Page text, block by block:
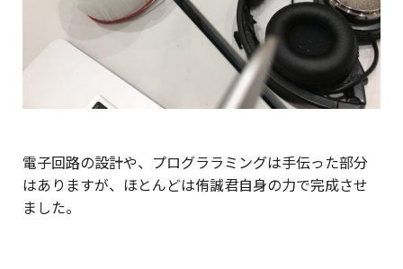
電子回路の設計や、プログララミングは手伝った部分
はありますが、ほとんどは侑誠君自身の力で完成させ
ました。